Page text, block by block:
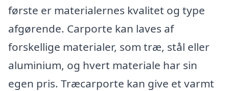
første er materialernes kvalitet og type
afgørende. Carporte kan laves af
forskellige materialer, som træ, stål eller
aluminium, og hvert materiale har sin
egen pris. Træcarporte kan give et varmt